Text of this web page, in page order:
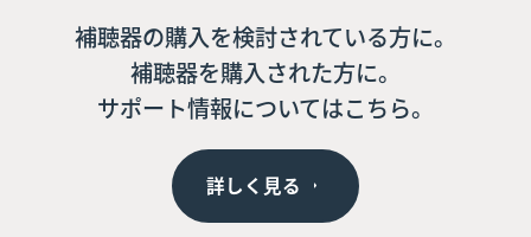
補聴器の購入を検討されている方に。
補聴器を購入された方に。
サポート情報についてはこちら。
詳しく見る